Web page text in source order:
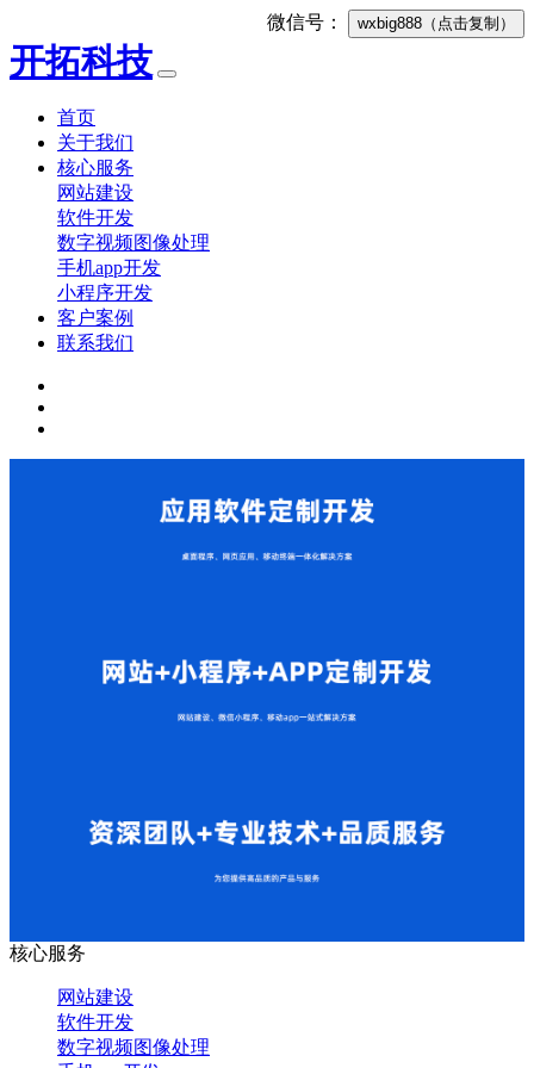
微信号： wxbig888 （点击复制）
开拓科技
首页
关于我们
核心服务
网站建设
软件开发
数字视频图像处理
手机app开发
小程序开发
客户案例
联系我们
核心服务
网站建设
软件开发
数字视频图像处理